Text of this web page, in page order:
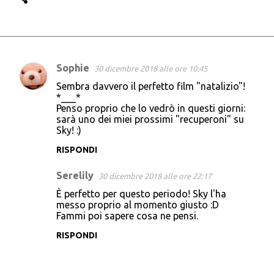
C
Sophie 30 dicembre 2018 alle ore 10:45
Sembra davvero il perfetto film "natalizio"!
*___*
Penso proprio che lo vedrò in questi giorni:
sarà uno dei miei prossimi "recuperoni" su
Sky! :)
RISPONDI
Serelily 30 dicembre 2018 alle ore 22:17
È perfetto per questo periodo! Sky l'ha
messo proprio al momento giusto :D
Fammi poi sapere cosa ne pensi.
RISPONDI